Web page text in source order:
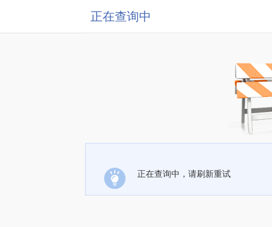
正在查询中
正在查询中，请刷新重试